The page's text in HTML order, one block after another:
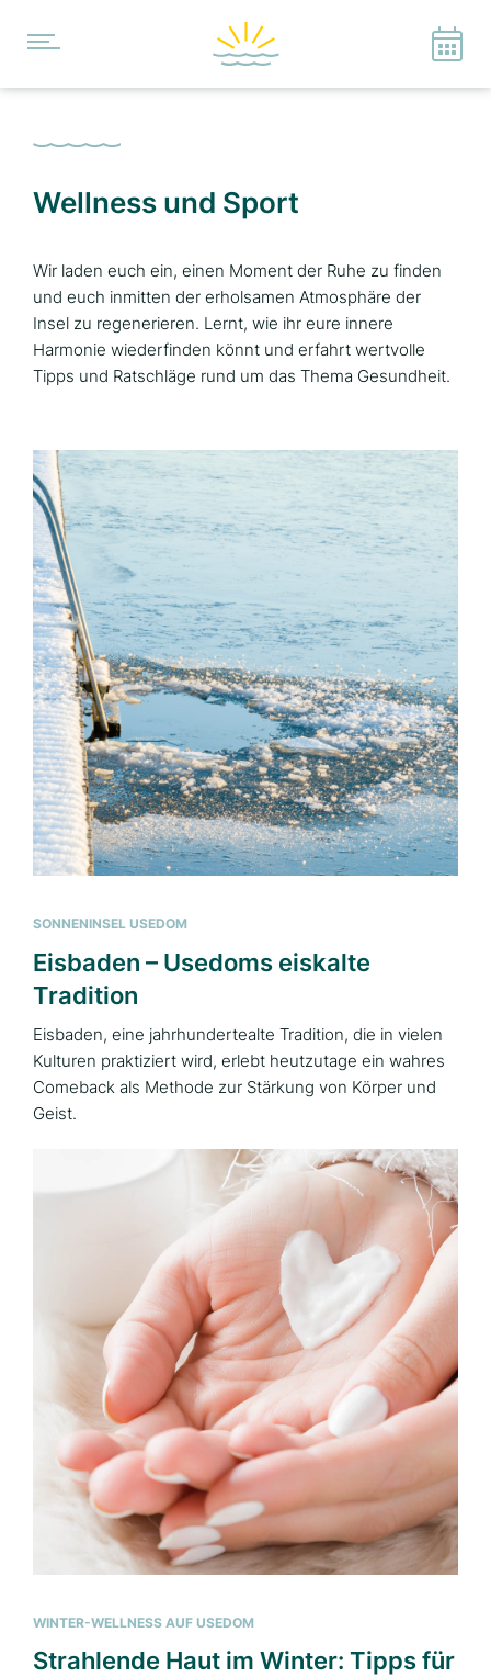
Wellness und Sport
Wir laden euch ein, einen Moment der Ruhe zu finden
und euch inmitten der erholsamen Atmosphäre der
Insel zu regenerieren. Lernt, wie ihr eure innere
Harmonie wiederfinden könnt und erfahrt wertvolle
Tipps und Ratschläge rund um das Thema Gesundheit.
SONNENINSEL USEDOM
Eisbaden – Usedoms eiskalte
Tradition
Eisbaden, eine jahrhundertealte Tradition, die in vielen
Kulturen praktiziert wird, erlebt heutzutage ein wahres
Comeback als Methode zur Stärkung von Körper und
Geist.
WINTER-WELLNESS AUF USEDOM
Strahlende Haut im Winter: Tipps für